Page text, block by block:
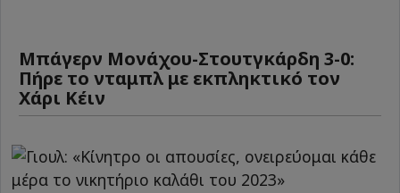
Μπάγερν Μονάχου-Στουτγκάρδη 3-0:
Πήρε το νταμπλ με εκπληκτικό τον
Χάρι Κέιν